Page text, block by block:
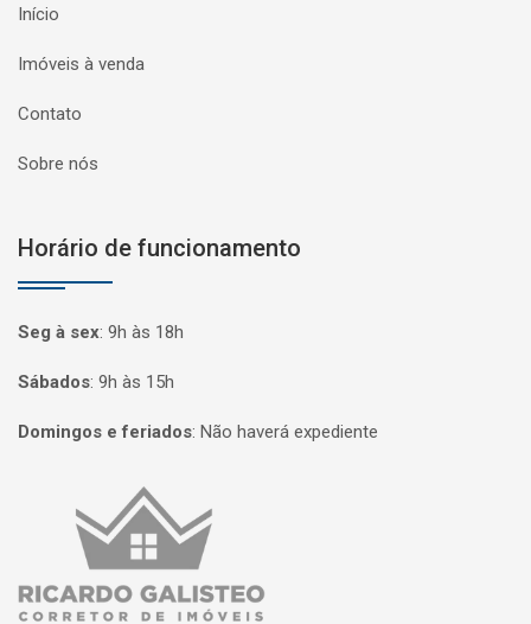
Início
Imóveis à venda
Contato
Sobre nós
Horário de funcionamento
Seg à sex: 9h às 18h
Sábados: 9h às 15h
Domingos e feriados: Não haverá expediente
Página inicial